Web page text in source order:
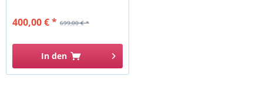
699,00 € *
400,00 € *
In den